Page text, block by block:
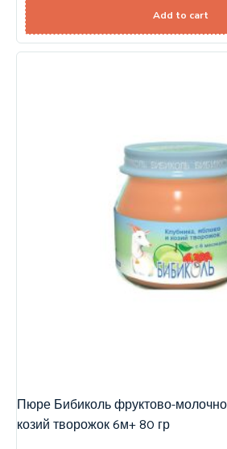
Add to cart
Пюре Бибиколь фруктово-
козий творожок 6м+ 80 гр